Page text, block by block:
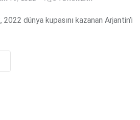
dünya kupasını kazanan Arjantin’i